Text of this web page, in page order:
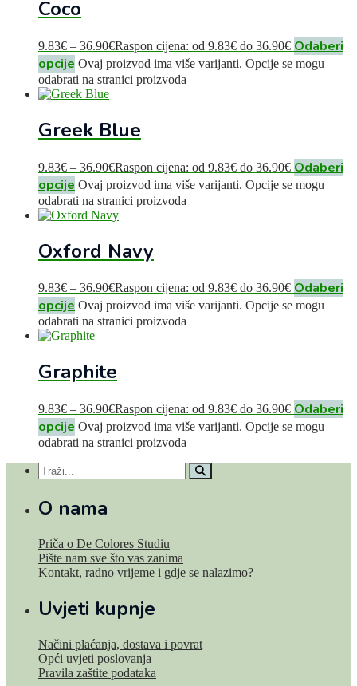
Coco
9.83€ – 36.90€Raspon cijena: od 9.83€ do 36.90€ Odaberi
opcije Ovaj proizvod ima više varijanti. Opcije se mogu
odabrati na stranici proizvoda
Greek Blue
9.83€ – 36.90€Raspon cijena: od 9.83€ do 36.90€ Odaberi
opcije Ovaj proizvod ima više varijanti. Opcije se mogu
odabrati na stranici proizvoda
Oxford Navy
9.83€ – 36.90€Raspon cijena: od 9.83€ do 36.90€ Odaberi
opcije Ovaj proizvod ima više varijanti. Opcije se mogu
odabrati na stranici proizvoda
Graphite
9.83€ – 36.90€Raspon cijena: od 9.83€ do 36.90€ Odaberi
opcije Ovaj proizvod ima više varijanti. Opcije se mogu
odabrati na stranici proizvoda
O nama
Priča o De Colores Studiu
Pište nam sve što vas zanima
Kontakt, radno vrijeme i gdje se nalazimo?
Uvjeti kupnje
Načini plaćanja, dostava i povrat
Opći uvjeti poslovanja
Pravila zaštite podataka